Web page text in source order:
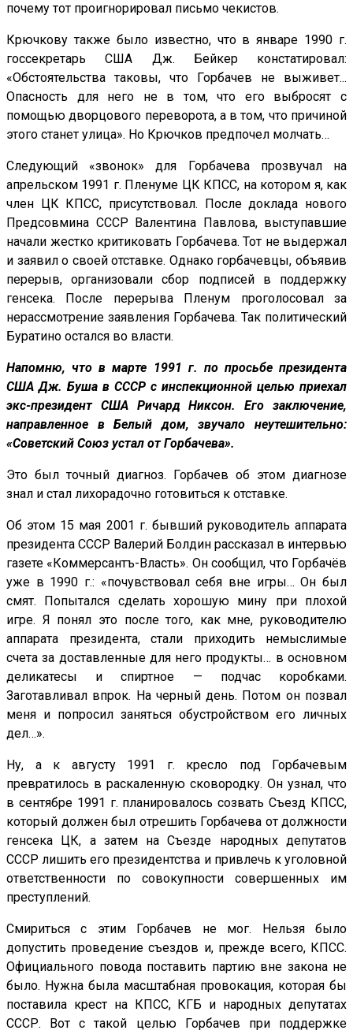
почему тот проигнорировал письмо чекистов.
Крючкову также было известно, что в январе 1990 г.
госсекретарь США Дж. Бейкер констатировал:
«Обстоятельства таковы, что Горбачев не выживет...
Опасность для него не в том, что его выбросят с
помощью дворцового переворота, а в том, что причиной
этого станет улица». Но Крючков предпочел молчать…
Следующий «звонок» для Горбачева прозвучал на
апрельском 1991 г. Пленуме ЦК КПСС, на котором я, как
член ЦК КПСС, присутствовал. После доклада нового
Предсовмина СССР Валентина Павлова, выступавшие
начали жестко критиковать Горбачева. Тот не выдержал
и заявил о своей отставке. Однако горбачевцы, объявив
перерыв, организовали сбор подписей в поддержку
генсека. После перерыва Пленум проголосовал за
нерассмотрение заявления Горбачева. Так политический
Буратино остался во власти.
Напомню, что в марте 1991 г. по просьбе президента
США Дж. Буша в СССР с инспекционной целью приехал
экс-президент США Ричард Никсон. Его заключение,
направленное в Белый дом, звучало неутешительно:
«Советский Союз устал от Горбачева».
Это был точный диагноз. Горбачев об этом диагнозе
знал и стал лихорадочно готовиться к отставке.
Об этом 15 мая 2001 г. бывший руководитель аппарата
президента СССР Валерий Болдин рассказал в интервью
газете «Коммерсантъ-Власть». Он сообщил, что Горбачёв
уже в 1990 г.: «почувствовал себя вне игры… Он был
смят. Попытался сделать хорошую мину при плохой
игре. Я понял это после того, как мне, руководителю
аппарата президента, стали приходить немыслимые
счета за доставленные для него продукты… в основном
деликатесы и спиртное — подчас коробками.
Заготавливал впрок. На черный день. Потом он позвал
меня и попросил заняться обустройством его личных
дел…».
Ну, а к августу 1991 г. кресло под Горбачевым
превратилось в раскаленную сковородку. Он узнал, что
в сентябре 1991 г. планировалось созвать Съезд КПСС,
который должен был отрешить Горбачева от должности
генсека ЦК, а затем на Съезде народных депутатов
СССР лишить его президентства и привлечь к уголовной
ответственности по совокупности совершенных им
преступлений.
Смириться с этим Горбачев не мог. Нельзя было
допустить проведение съездов и, прежде всего, КПСС.
Официального повода поставить партию вне закона не
было. Нужна была масштабная провокация, которая бы
поставила крест на КПСС, КГБ и народных депутатах
СССР. Вот с такой целью Горбачев при поддержке